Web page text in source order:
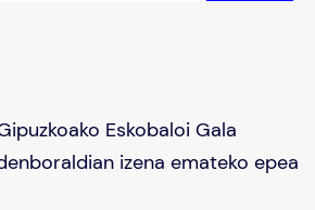
Eskobaloi Gala
izena emateko epea